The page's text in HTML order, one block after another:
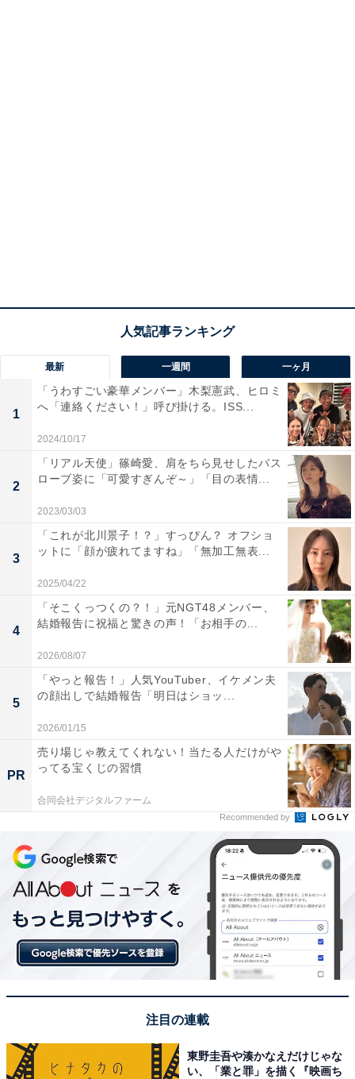
最新 一週間 一ヶ月
1
「うわすごい豪華メンバー」木梨憲武、ヒロミ
へ「連絡ください！」呼び掛ける。ISS...
2024/10/17
2
「リアル天使」篠崎愛、肩をちら見せしたバス
ローブ姿に「可愛すぎんぞ～」「目の表情...
2023/03/03
3
「これが北川景子！？」すっぴん？ オフショ
ットに「顔が疲れてますね」「無加工無表...
2025/04/22
4
「そこくっつくの？！」元NGT48メンバー、
結婚報告に祝福と驚きの声！「お相手の...
2026/08/07
5
「やっと報告！」人気YouTuber、イケメン夫
の顔出しで結婚報告「明日はショッ...
2026/01/15
PR
売り場じゃ教えてくれない！当たる人だけがや
ってる宝くじの習慣
合同会社デジタルファーム
Recommended by
注目の連載
東野圭吾や湊かなえだけじゃな
い、「業と罪」を描く『映画ち